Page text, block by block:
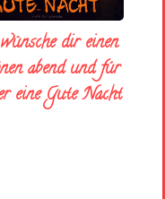
dir einen
abend und fúr
eine Gute Nacht